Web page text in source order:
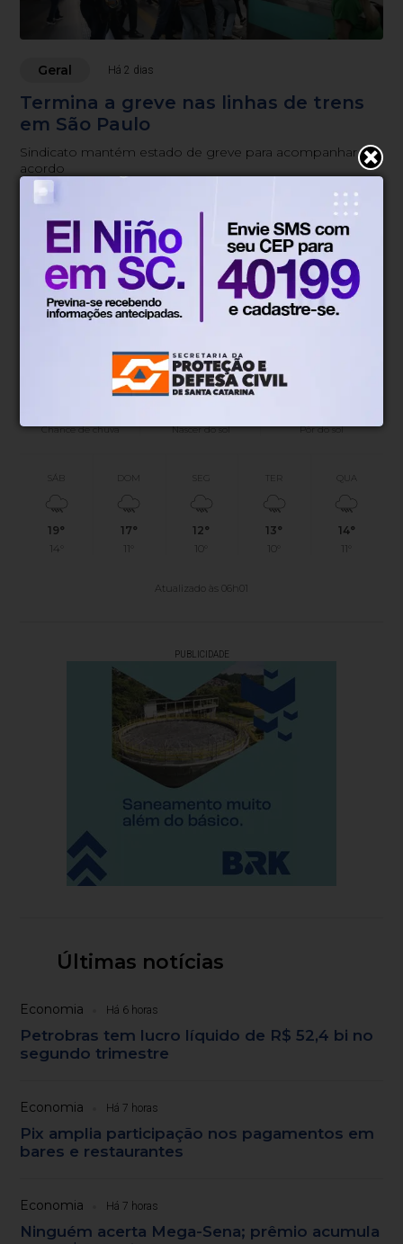
Geral Há 2 dias
Termina a greve nas linhas de trens
em São Paulo
Sindicato mantém estado de greve para acompanhar
acordo
Blumenau, SC
21°
Tempo nublado
Mín.15° Máx. 27°
Vento
Chance de chuva
Nascer do sol Pôr do sol
SÁB
19°
14°
DOM
17°
11°
SEG
12°
10°
TER
13°
10°
QUA
14°
11°
Atualizado às 06h01
PUBLICIDADE
Últimas notícias
Economia Há 6 horas
Petrobras tem lucro líquido de R$ 52,4 bi no
segundo trimestre
Economia Há 7 horas
Pix amplia participação nos pagamentos em
bares e restaurantes
Economia Há 7 horas
Ninguém acerta Mega-Sena; prêmio acumula